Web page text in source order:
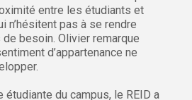
entre les étudiants et
n’hésitent pas à se rendre
besoin. Olivier remarque
d’appartenance ne
étudiante du campus, le REID a